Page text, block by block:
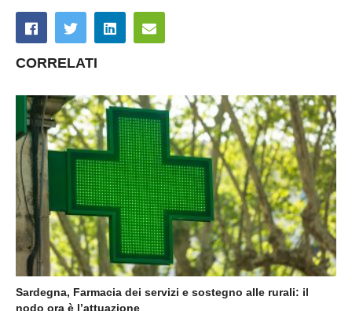
CORRELATI
Sardegna, Farmacia dei servizi e sostegno alle rurali: il
nodo ora è l’attuazione